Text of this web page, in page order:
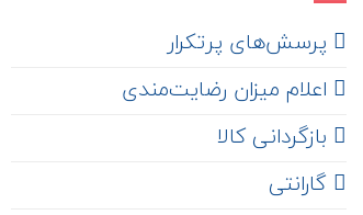
‌ پرسش‌های پرتکرار
اعلام میزان رضایت‌مندی
‌ بازگردانی کالا
گارانتی